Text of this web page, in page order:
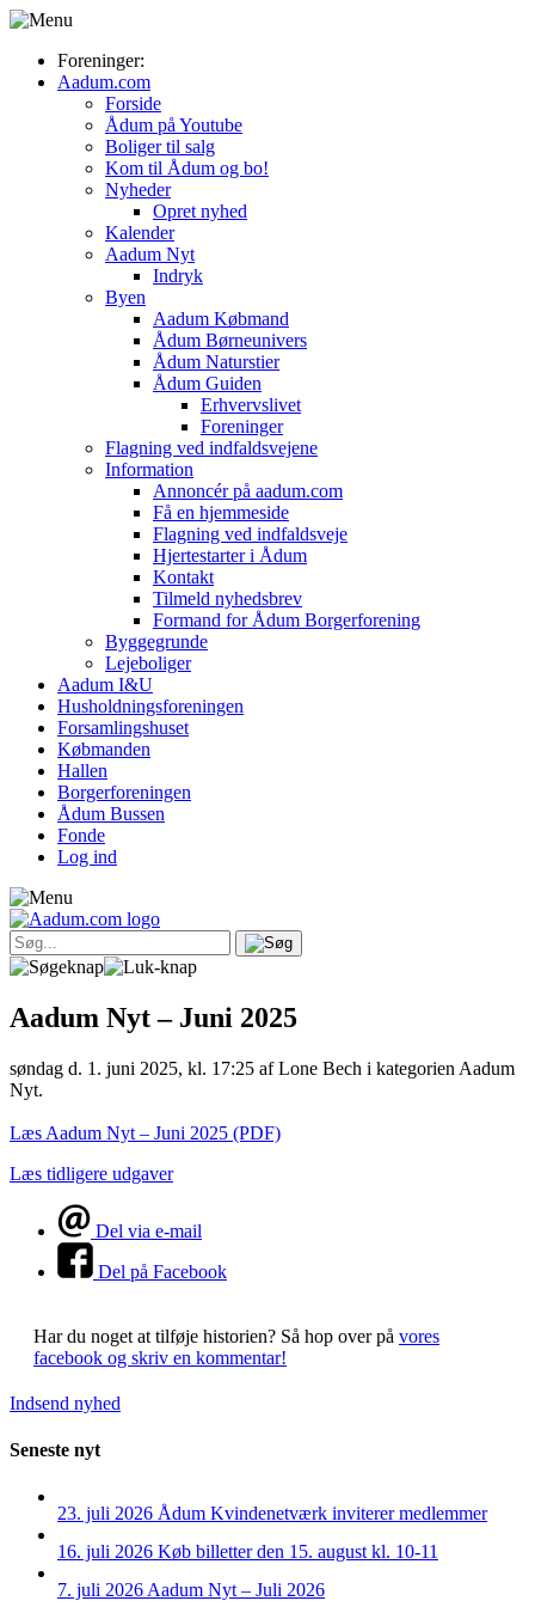
Foreninger:
Aadum.com
Forside
Ådum på Youtube
Boliger til salg
Kom til Ådum og bo!
Nyheder
Opret nyhed
Kalender
Aadum Nyt
Indryk
Byen
Aadum Købmand
Ådum Børneunivers
Ådum Naturstier
Ådum Guiden
Erhvervslivet
Foreninger
Flagning ved indfaldsvejene
Information
Annoncér på aadum.com
Få en hjemmeside
Flagning ved indfaldsveje
Hjertestarter i Ådum
Kontakt
Tilmeld nyhedsbrev
Formand for Ådum Borgerforening
Byggegrunde
Lejeboliger
Aadum I&U
Husholdningsforeningen
Forsamlingshuset
Købmanden
Hallen
Borgerforeningen
Ådum Bussen
Fonde
Log ind
Aadum Nyt – Juni 2025
søndag d. 1. juni 2025, kl. 17:25 af Lone Bech i kategorien Aadum
Nyt.
Læs Aadum Nyt – Juni 2025 (PDF)
Læs tidligere udgaver
Del via e-mail
Del på Facebook
Har du noget at tilføje historien? Så hop over på vores
facebook og skriv en kommentar!
Indsend nyhed
Seneste nyt
23. juli 2026 Ådum Kvindenetværk inviterer medlemmer
16. juli 2026 Køb billetter den 15. august kl. 10-11
7. juli 2026 Aadum Nyt – Juli 2026